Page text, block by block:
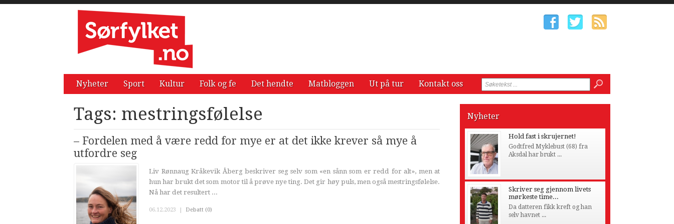
Nyheter Sport Kultur Folk og fe Det hendte Matbloggen Ut på tur Kontakt oss
Tags: mestringsfølelse
– Fordelen med å være redd for mye er at det ikke krever så mye å
utfordre seg
Liv Rønnaug Kråkevik Åberg beskriver seg selv som «en sånn som er redd for alt», men at
hun har brukt det som motor til å prøve nye ting. Det gir høy puls, men også mestringsfølelse.
Nå har det resultert ...
06.12.2023 | Debatt (0)
Nyheter
Hold fast i skrujernet!
Godtfred Myklebust (68) fra
Aksdal har brukt ...
Skriver seg gjennom livets
mørkeste time...
Da datteren fikk kreft og han
selv havnet ...